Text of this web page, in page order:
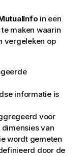
in een
maken waarin
vergeleken op
informatie is
voor
van
wordt gemeten
door de